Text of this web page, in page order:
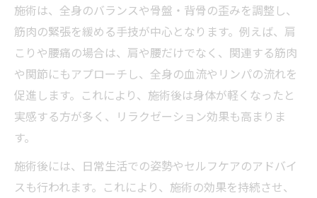
施術は、全身のバランスや骨盤・背骨の歪みを調整し、
筋肉の緊張を緩める手技が中心となります。例えば、肩
こりや腰痛の場合は、肩や腰だけでなく、関連する筋肉
や関節にもアプローチし、全身の血流やリンパの流れを
促進します。これにより、施術後は身体が軽くなったと
実感する方が多く、リラクゼーション効果も高まりま
す。
施術後には、日常生活での姿勢やセルフケアのアドバイ
スも行われます。これにより、施術の効果を持続させ、